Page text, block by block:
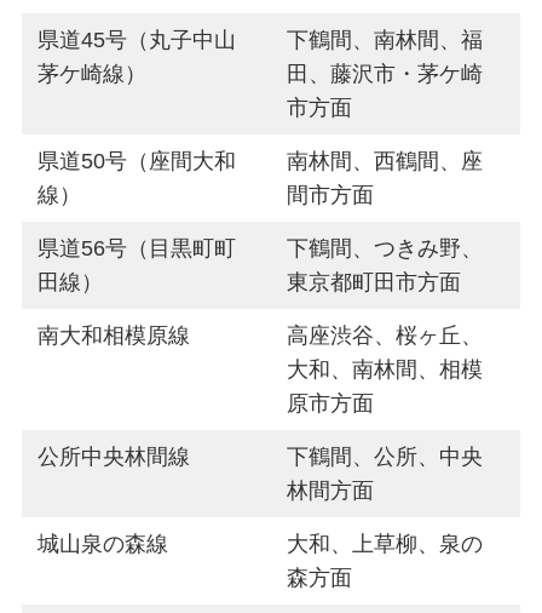
県道45号（丸子中山
茅ケ崎線）
下鶴間、南林間、福
田、藤沢市・茅ケ崎
市方面
県道50号（座間大和
線）
南林間、西鶴間、座
間市方面
県道56号（目黒町町
田線）
下鶴間、つきみ野、
東京都町田市方面
南大和相模原線
高座渋谷、桜ヶ丘、
大和、南林間、相模
原市方面
公所中央林間線
下鶴間、公所、中央
林間方面
城山泉の森線
大和、上草柳、泉の
森方面